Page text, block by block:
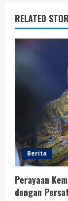
RELATED
Berita
Perayaan
dengan